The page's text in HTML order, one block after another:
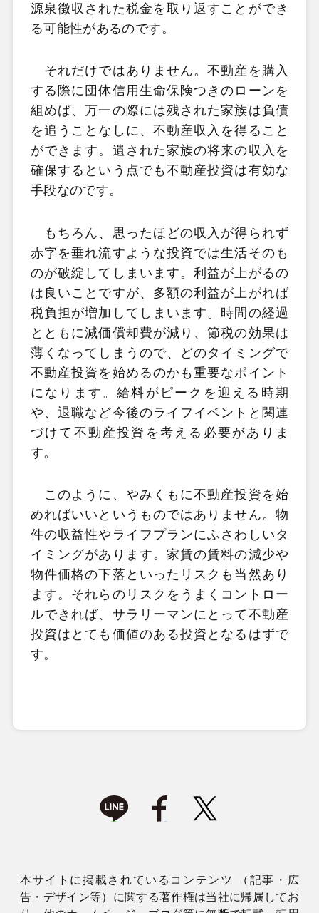
源泉徴収された税金を取り返すことができ
る可能性があるのです。
それだけではありません。不動産を購入
する際に団体信用生命保険つきのローンを
組めば、万一の際には残された家族は負債
を追うことなしに、不動産収入を得ること
ができます。遺された家族の将来の収入を
確保するという点でも不動産投資は有効な
手段なのです。
もちろん、思ったほどの収入が得られず
赤字を垂れ流すような投資では生活そのも
のが破綻してしまいます。利益が上がるの
は良いことですが、多額の利益が上がれば
税負担が増加してしまいます。時間の経過
とともに減価償却費が減り、節税の効果は
薄くなってしまうので、どのタイミングで
不動産投資を始めるのかも重要なポイント
になります。給料がピークを迎える時期
や、退職など今後のライフイベントと関連
づけて不動産投資を考える必要がありま
す。
このように、やみくもに不動産投資を始
めればいいというものではありません。物
件の収益性やライフプランにふさわしいタ
イミングがあります。家賃の賃料の減少や
物件価格の下落といったリスクも当然あり
ます。それらのリスクをうまくコントロー
ルできれば、サラリーマンにとって不動産
投資はとても価値のある投資となるはずで
す。
本サイトに掲載されているコンテンツ （記事・広
告・デザイン等）に関する著作権は当社に帰属してお